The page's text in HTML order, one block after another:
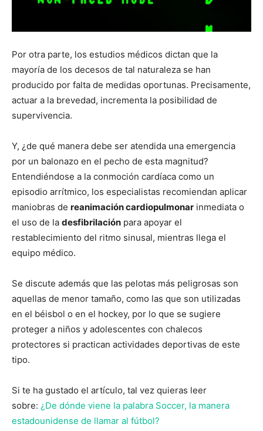
Por otra parte, los estudios médicos dictan que la
mayoría de los decesos de tal naturaleza se han
producido por falta de medidas oportunas. Precisamente,
actuar a la brevedad, incrementa la posibilidad de
supervivencia.
Y, ¿de qué manera debe ser atendida una emergencia
por un balonazo en el pecho de esta magnitud?
Entendiéndose a la conmoción cardíaca como un
episodio arrítmico, los especialistas recomiendan aplicar
maniobras de reanimación cardiopulmonar inmediata o
el uso de la desfibrilación para apoyar el
restablecimiento del ritmo sinusal, mientras llega el
equipo médico.
Se discute además que las pelotas más peligrosas son
aquellas de menor tamaño, como las que son utilizadas
en el béisbol o en el hockey, por lo que se sugiere
proteger a niños y adolescentes con chalecos
protectores si practican actividades deportivas de este
tipo.
Si te ha gustado el artículo, tal vez quieras leer
sobre: ¿De dónde viene la palabra Soccer, la manera
estadounidense de llamar al fútbol?